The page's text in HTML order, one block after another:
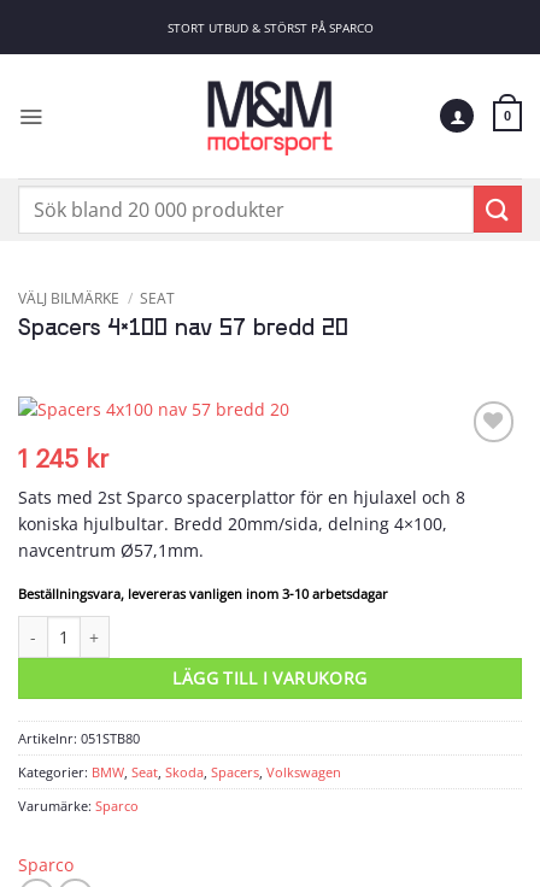
STORT UTBUD & STÖRST PÅ SPARCO
0
Sök
VÄLJ BILMÄRKE / SEAT
Spacers 4×100 nav 57 bredd 20
1 245 kr
Sats med 2st Sparco spacerplattor för en hjulaxel och 8
koniska hjulbultar. Bredd 20mm/sida, delning 4×100,
navcentrum Ø57,1mm.
Beställningsvara, levereras vanligen inom 3-10 arbetsdagar
LÄGG TILL I VARUKORG
Artikelnr: 051STB80
Kategorier: BMW, Seat, Skoda, Spacers, Volkswagen
Varumärke: Sparco
Sparco